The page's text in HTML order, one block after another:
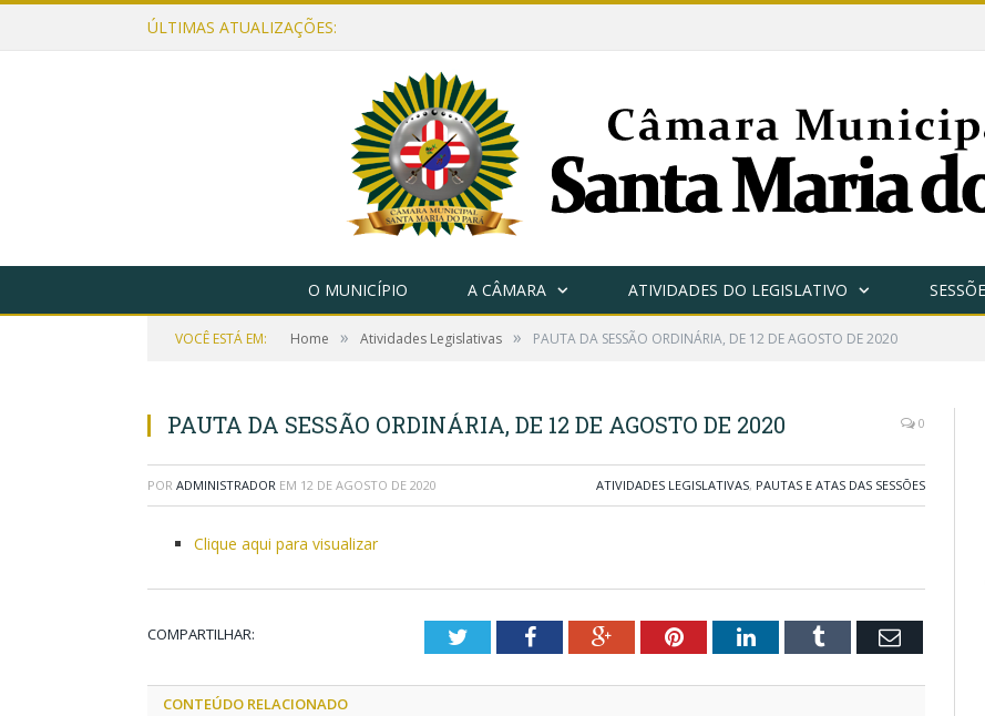
ÚLTIMAS ATUALIZAÇÕES:
O MUNICÍPIO A CÂMARA ATIVIDADES DO LEGISLATIVO
VOCÊ ESTÁ EM: Home » Atividades Legislativas » PAUTA DA SESSÃO ORDINÁRIA, DE 12 DE AGOSTO DE 2020
PAUTA DA SESSÃO ORDINÁRIA, DE 12 DE AGOSTO DE 2020 0
POR ADMINISTRADOR EM 12 DE AGOSTO DE 2020 ATIVIDADES LEGISLATIVAS, PAUTAS E ATAS DAS SESSÕES
Clique aqui para visualizar
COMPARTILHAR: TwitterFacebookGoogle+PinterestLinkedInTumblr Email
CONTEÚDO RELACIONADO